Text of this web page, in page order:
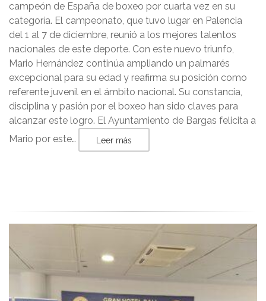
campeón de España de boxeo por cuarta vez en su
categoría. El campeonato, que tuvo lugar en Palencia
del 1 al 7 de diciembre, reunió a los mejores talentos
nacionales de este deporte. Con este nuevo triunfo,
Mario Hernández continúa ampliando un palmarés
excepcional para su edad y reafirma su posición como
referente juvenil en el ámbito nacional. Su constancia,
disciplina y pasión por el boxeo han sido claves para
alcanzar este logro. El Ayuntamiento de Bargas felicita a
Mario por este…
Leer más